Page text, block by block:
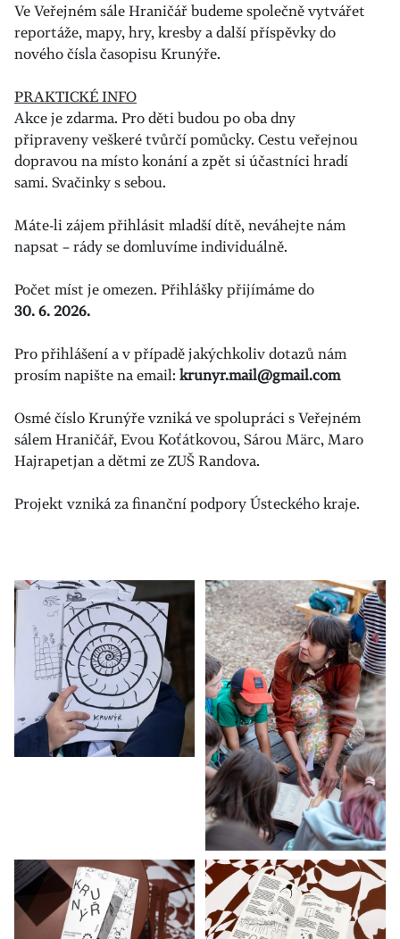
Ve Veřejném sále Hraničář budeme společně vytvářet
reportáže, mapy, hry, kresby a další příspěvky do
nového čísla časopisu Krunýře.
PRAKTICKÉ INFO
Akce je zdarma. Pro děti budou po oba dny
připraveny veškeré tvůrčí pomůcky. Cestu veřejnou
dopravou na místo konání a zpět si účastníci hradí
sami. Svačinky s sebou.
Máte-li zájem přihlásit mladší dítě, neváhejte nám
napsat – rády se domluvíme individuálně.
Počet míst je omezen. Přihlášky přijímáme do
30. 6. 2026.
Pro přihlášení a v případě jakýchkoliv dotazů nám
prosím napište na email: krunyr.mail@gmail.com
Osmé číslo Krunýře vzniká ve spolupráci s Veřejném
sálem Hraničář, Evou Koťátkovou, Sárou Märc, Maro
Hajrapetjan a dětmi ze ZUŠ Randova.
Projekt vzniká za finanční podpory Ústeckého kraje.